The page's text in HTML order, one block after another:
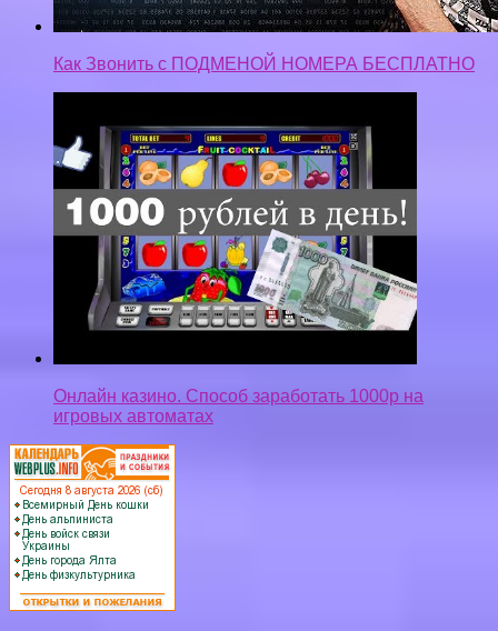
Как Звонить с ПОДМЕНОЙ НОМЕРА БЕСПЛАТНО
Онлайн казино. Способ заработать 1000р на
игровых автоматах